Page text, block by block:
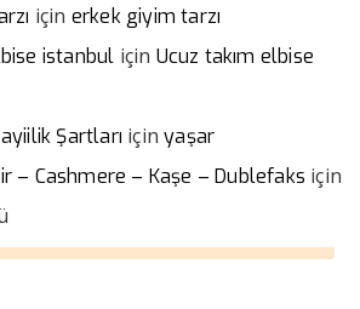
için erkek giyim tarzı
istanbul için Ucuz takım elbise
Şartları içinyaşar
– Cashmere – Kaşe – Dublefaks için